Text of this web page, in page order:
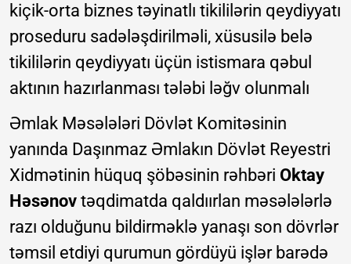
kiçik-orta biznes təyinatlı tikililərin qeydiyyatı
proseduru sadələşdirilməli, xüsusilə belə
tikililərin qeydiyyatı üçün istismara qəbul
aktının hazırlanması tələbi ləğv olunmalı
Əmlak Məsələləri Dövlət Komitəsinin
yanında Daşınmaz Əmlakın Dövlət Reyestri
Xidmətinin hüquq şöbəsinin rəhbəri Oktay
Həsənov təqdimatda qaldıırlan məsələlərlə
razı olduğunu bildirməklə yanaşı son dövrlər
təmsil etdiyi qurumun gördüyü işlər barədə